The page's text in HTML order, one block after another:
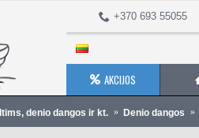
+370 693 55055
AKCIJOS
denio dangos ir kt. Denio dangos